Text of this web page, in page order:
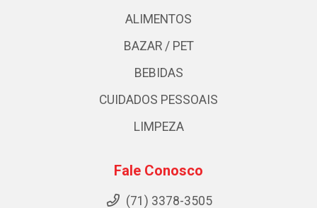
ALIMENTOS
BAZAR / PET
BEBIDAS
CUIDADOS PESSOAIS
LIMPEZA
Fale Conosco
(71) 3378-3505